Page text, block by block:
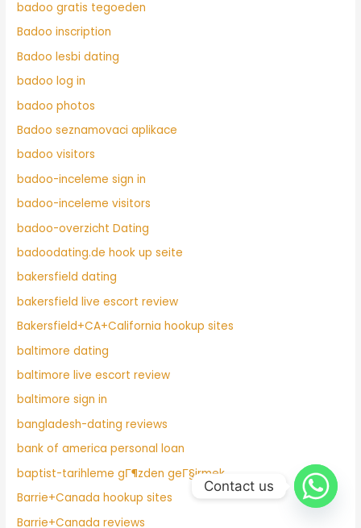
badoo gratis tegoeden
Badoo inscription
Badoo lesbi dating
badoo log in
badoo photos
Badoo seznamovaci aplikace
badoo visitors
badoo-inceleme sign in
badoo-inceleme visitors
badoo-overzicht Dating
badoodating.de hook up seite
bakersfield dating
bakersfield live escort review
Bakersfield+CA+California hookup sites
baltimore dating
baltimore live escort review
baltimore sign in
bangladesh-dating reviews
bank of america personal loan
baptist-tarihleme gГ¶zden geГ§irmek
Barrie+Canada hookup sites
Barrie+Canada reviews
Contact us